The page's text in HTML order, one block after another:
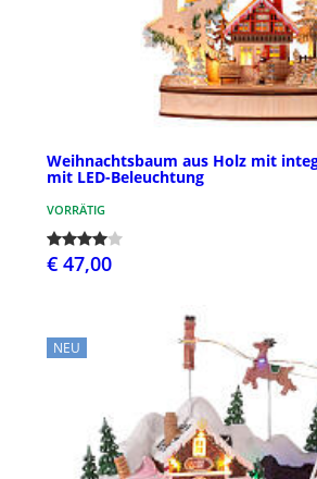
Weihnachtsbaum aus Holz mit
mit LED-Beleuchtung
VORRÄTIG
€ 47,00
NEU